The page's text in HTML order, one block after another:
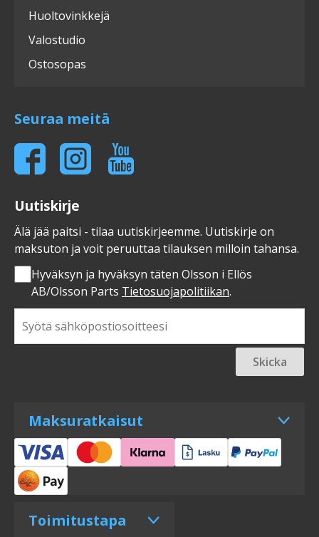
Huoltovinkkejä
Valostudio
Ostosopas
Seuraa meitä
Uutiskirje
Älä jää paitsi - tilaa uutiskirjeemme. Uutiskirje on
maksuton ja voit peruuttaa tilauksen milloin tahansa.
Hyväksyn ja hyväksyn täten Olsson i Ellös
AB/Olsson Parts Tietosuojapolitiikan.
Skicka
Maksuratkaisut
Toimitustapa